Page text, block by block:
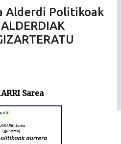
Alderdi Politikoak
Sarea